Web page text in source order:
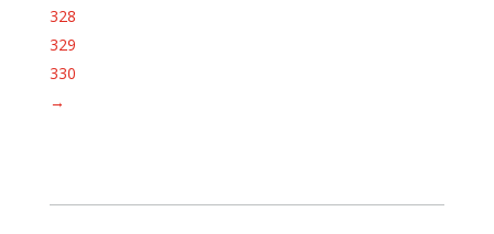
328
329
330
→